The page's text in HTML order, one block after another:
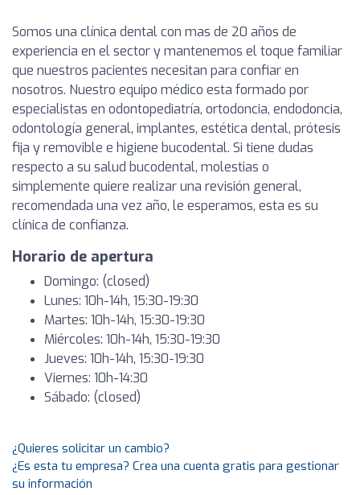
Somos una clínica dental con mas de 20 años de
experiencia en el sector y mantenemos el toque familiar
que nuestros pacientes necesitan para confiar en
nosotros. Nuestro equipo médico esta formado por
especialistas en odontopediatría, ortodoncia, endodoncia,
odontología general, implantes, estética dental, prótesis
fija y removible e higiene bucodental. Si tiene dudas
respecto a su salud bucodental, molestias o
simplemente quiere realizar una revisión general,
recomendada una vez año, le esperamos, esta es su
clínica de confianza.
Horario de apertura
Domingo: (closed)
Lunes: 10h-14h, 15:30-19:30
Martes: 10h-14h, 15:30-19:30
Miércoles: 10h-14h, 15:30-19:30
Jueves: 10h-14h, 15:30-19:30
Viernes: 10h-14:30
Sábado: (closed)
¿Quieres solicitar un cambio?
¿Es esta tu empresa? Crea una cuenta gratis para gestionar
su información